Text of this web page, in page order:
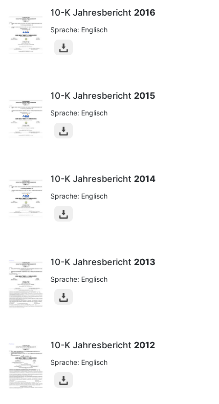
10-K Jahresbericht 2016
Sprache: Englisch
10-K Jahresbericht 2015
Sprache: Englisch
10-K Jahresbericht 2014
Sprache: Englisch
10-K Jahresbericht 2013
Sprache: Englisch
10-K Jahresbericht 2012
Sprache: Englisch